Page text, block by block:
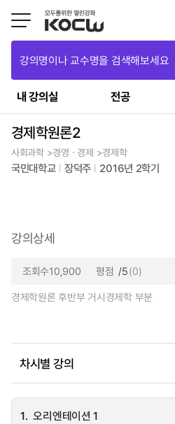
강의명이나 교수명을 검색해보세요
내 강의실 전공
경제학원론2
사회과학 >경영ㆍ경제 >경제학
국민대학교 장덕주 2016년 2학기
강의상세
조회수10,900 평점 /5(0)
경제학원론 후반부 거시경제학 부분
차시별 강의
1. 오리엔테이션 1